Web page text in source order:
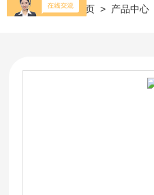
当前位置： 首页 > 产品中心